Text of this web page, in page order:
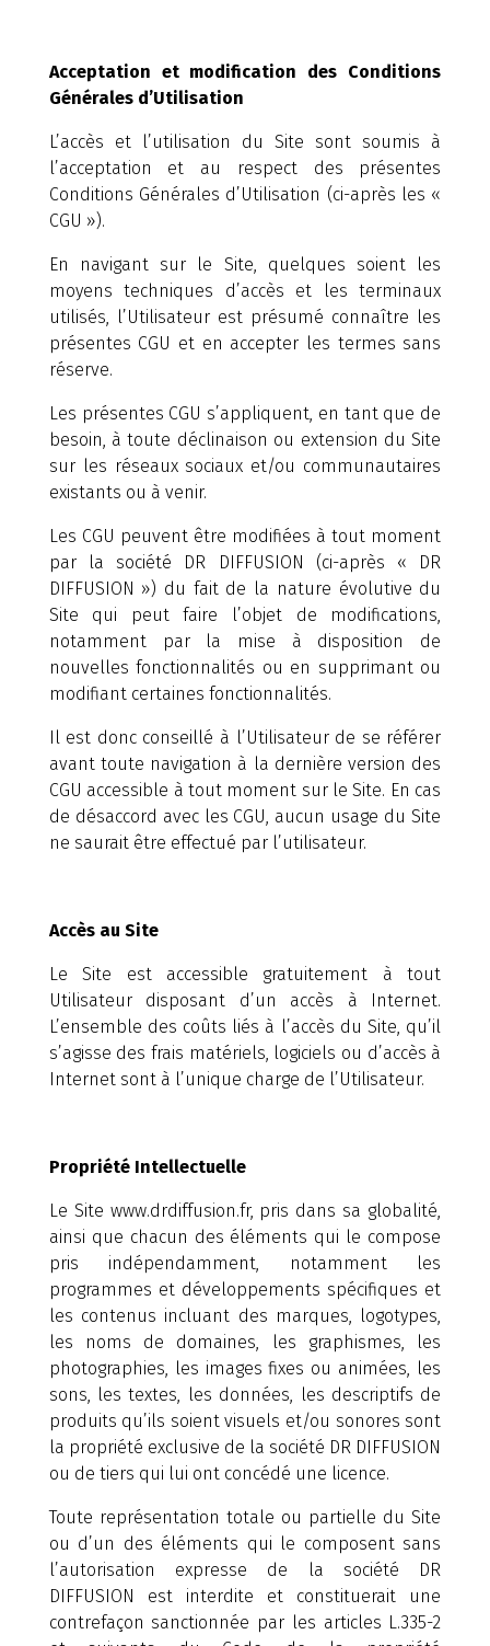
Acceptation et modification des Conditions
Générales d’Utilisation
L’accès et l’utilisation du Site sont soumis à
l’acceptation et au respect des présentes
Conditions Générales d’Utilisation (ci-après les «
CGU »).
En navigant sur le Site, quelques soient les
moyens techniques d’accès et les terminaux
utilisés, l’Utilisateur est présumé connaître les
présentes CGU et en accepter les termes sans
réserve.
Les présentes CGU s’appliquent, en tant que de
besoin, à toute déclinaison ou extension du Site
sur les réseaux sociaux et/ou communautaires
existants ou à venir.
Les CGU peuvent être modifiées à tout moment
par la société DR DIFFUSION (ci-après « DR
DIFFUSION ») du fait de la nature évolutive du
Site qui peut faire l’objet de modifications,
notamment par la mise à disposition de
nouvelles fonctionnalités ou en supprimant ou
modifiant certaines fonctionnalités.
Il est donc conseillé à l’Utilisateur de se référer
avant toute navigation à la dernière version des
CGU accessible à tout moment sur le Site. En cas
de désaccord avec les CGU, aucun usage du Site
ne saurait être effectué par l’utilisateur.
Accès au Site
Le Site est accessible gratuitement à tout
Utilisateur disposant d’un accès à Internet.
L’ensemble des coûts liés à l’accès du Site, qu’il
s’agisse des frais matériels, logiciels ou d’accès à
Internet sont à l’unique charge de l’Utilisateur.
Propriété Intellectuelle
Le Site www.drdiffusion.fr, pris dans sa globalité,
ainsi que chacun des éléments qui le compose
pris indépendamment, notamment les
programmes et développements spécifiques et
les contenus incluant des marques, logotypes,
les noms de domaines, les graphismes, les
photographies, les images fixes ou animées, les
sons, les textes, les données, les descriptifs de
produits qu’ils soient visuels et/ou sonores sont
la propriété exclusive de la société DR DIFFUSION
ou de tiers qui lui ont concédé une licence.
Toute représentation totale ou partielle du Site
ou d’un des éléments qui le composent sans
l’autorisation expresse de la société DR
DIFFUSION est interdite et constituerait une
contrefaçon sanctionnée par les articles L.335-2